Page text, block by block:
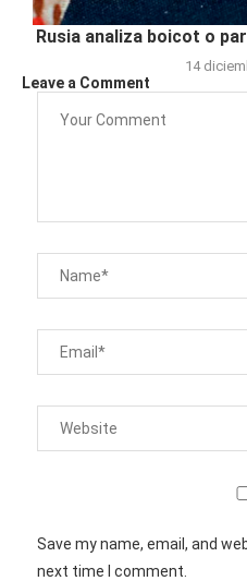
Rusia analiza boicot o
14
Leave a Comment
Save my name, email, and
next time I comment.